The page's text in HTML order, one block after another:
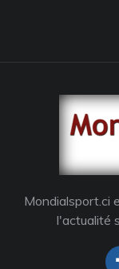
Mondialsport.ci
l'actualité